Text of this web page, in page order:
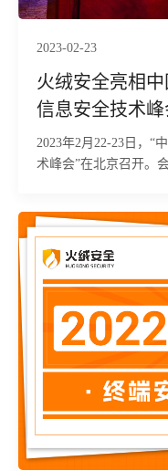
2023-02-23
火绒安全亮相
信息安全技术峰
2023年2月22-23日，“
术峰会”在北京召开。
加了大会。火绒安全
席。